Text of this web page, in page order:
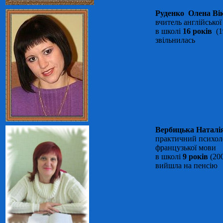
Руденко Олена
вчитель
в школі 16 років
звільнилась
Вербицька
практичний
французької мови
в школі 9 років
вийшла на пенсію